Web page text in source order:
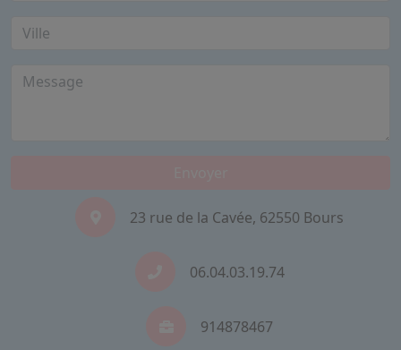
23 rue de la Cavée, 62550 Bours
06.04.03.19.74
914878467